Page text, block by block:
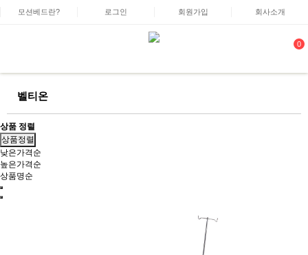
모션베드란? 로그인 회원가입 회사소개
0
벨티온
상품 정렬
상품정렬
낮은가격순
높은가격순
상품명순